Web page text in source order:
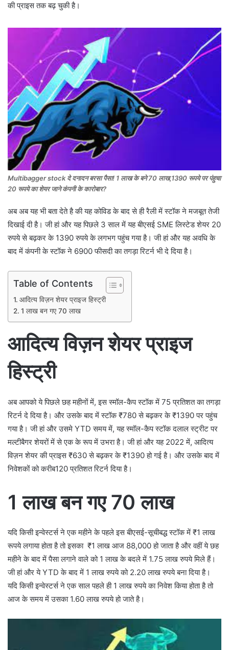
की प्राइस तक बढ़ चुकी है।
Multibagger stock दे दनादन बरसा पैसा! 1 लाख के बने 70 लाख,1390 रूपये पर पंहुचा
20 रूपये का शेयर जाने कंपनी के कारोबार?
अब अब यह भी बता देते है की यह कोविड के बाद से ही रैली में स्टॉक ने मजबूत तेजी
दिखाई दी है। जी हां और यह पिछले 3 साल में यह बीएसई SME लिस्‍टेड शेयर 20
रुपये से बढ़कर के 1390 रुपये के लगभग पहुंच गया है। जी हां और यह अवधि के
बाद में कंपनी के स्‍टॉक ने 6900 फीसदी का तगड़ा रिटर्न भी दे दिया है।
Table of Contents
आदित्य विज़न शेयर प्राइज हिस्ट्री
1 लाख बन गए 70 लाख
आदित्य विज़न शेयर प्राइज
हिस्ट्री
अब आपको ये पिछले छह महीनों में, इस स्मॉल-कैप स्टॉक में 75 प्रतिशत का तगड़ा
रिटर्न दे दिया है। और उसके बाद में स्टॉक ₹780 से बढ़कर के ₹​​1390 पर पहुंच
गया है। जी हां और उसमे YTD समय में, यह स्मॉल-कैप स्टॉक दलाल स्ट्रीट पर
मल्टीबैगर शेयरों में से एक के रूप में उभरा है। जी हां और यह 2022 में, आदित्य
विज़न शेयर की प्राइस ₹630 से बढ़कर के ₹​1390 हो गई है। और उसके बाद में
निवेशकों को करीब120 प्रतिशत रिटर्न दिया है।
1 लाख बन गए 70 लाख
यदि किसी इन्वेस्टर्स ने एक महीने के पहले इस बीएसई-सूचीबद्ध स्टॉक में ₹1 लाख
रूपये लगाया होता है तो इसका ₹1 लाख आज 88,000 हो जाता है और वहीं ये छह
महीने के बाद में पैसा लगाने वाले को 1 लाख के बदले में 1.75 लाख रुपये मिले हैं।
जी हां और ये YTD के बाद में 1 लाख रुपये को 2.20 लाख रुपये बना दिया है।
यदि किसी इन्वेस्टर्स ने एक साल पहले ही 1 लाख रुपये का निवेश किया होता है तो
आज के समय में उसका 1.60 लाख रुपये हो जाते है।